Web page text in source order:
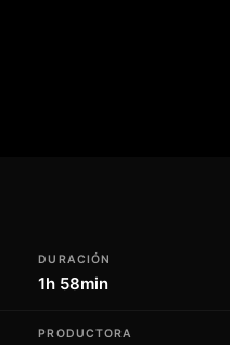
DURACIÓN
1h 58min
PRODUCTORA